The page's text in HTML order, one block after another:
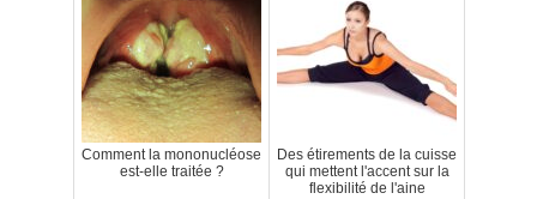
Comment la mononucléose
est-elle traitée ?
Des étirements de la cuisse
qui mettent l'accent sur la
flexibilité de l'aine